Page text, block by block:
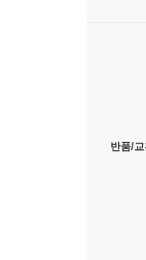
반품/